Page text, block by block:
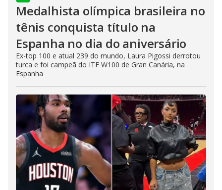
Medalhista olímpica brasileira no
tênis conquista título na
Espanha no dia do aniversário
Ex-top 100 e atual 239 do mundo, Laura Pigossi derrotou
turca e foi campeã do ITF W100 de Gran Canária, na
Espanha